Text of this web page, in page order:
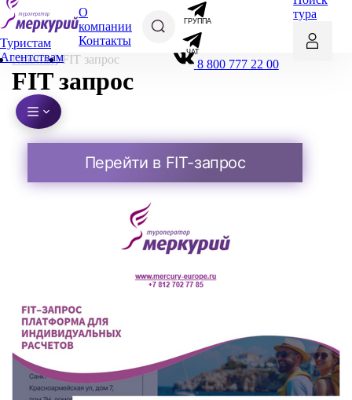
Туристам
Агентствам
О
компании
Контакты
ГРУППА
ЧАТ
8 800 777 22 00
тура
Главная FIT запрос
FIT запрос
Перейти в FIT-запрос